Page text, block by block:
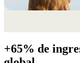
+65% de